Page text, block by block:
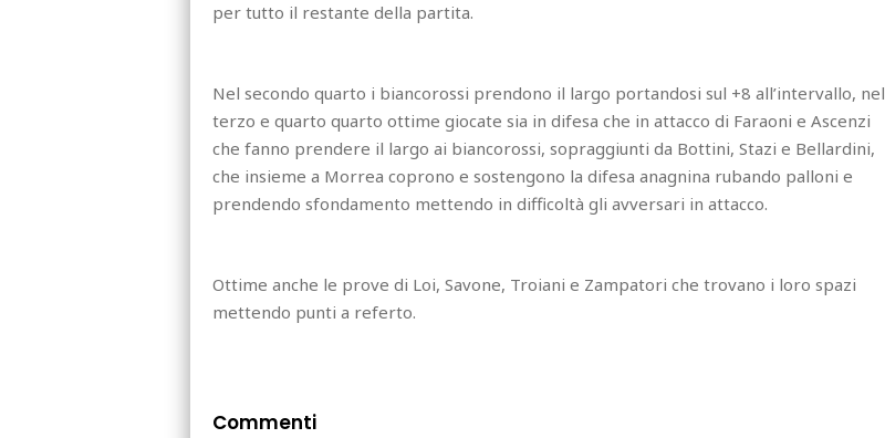
per tutto il restante della partita.
Nel secondo quarto i biancorossi prendono il largo portandosi sul +8 all’intervallo, nel
terzo e quarto quarto ottime giocate sia in difesa che in attacco di Faraoni e Ascenzi
che fanno prendere il largo ai biancorossi, sopraggiunti da Bottini, Stazi e Bellardini,
che insieme a Morrea coprono e sostengono la difesa anagnina rubando palloni e
prendendo sfondamento mettendo in difficoltà gli avversari in attacco.
Ottime anche le prove di Loi, Savone, Troiani e Zampatori che trovano i loro spazi
mettendo punti a referto.
Commenti